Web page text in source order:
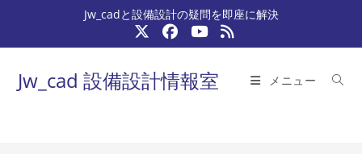
テ
Jw_cadと設備設計の疑問を即座に解決
Jw_cad 設備設計情報室 メニュー